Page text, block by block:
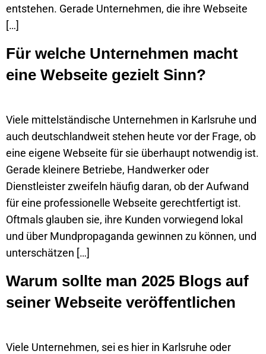
entstehen. Gerade Unternehmen, die ihre Webseite
[…]
Für welche Unternehmen macht
eine Webseite gezielt Sinn?
Viele mittelständische Unternehmen in Karlsruhe und
auch deutschlandweit stehen heute vor der Frage, ob
eine eigene Webseite für sie überhaupt notwendig ist.
Gerade kleinere Betriebe, Handwerker oder
Dienstleister zweifeln häufig daran, ob der Aufwand
für eine professionelle Webseite gerechtfertigt ist.
Oftmals glauben sie, ihre Kunden vorwiegend lokal
und über Mundpropaganda gewinnen zu können, und
unterschätzen […]
Warum sollte man 2025 Blogs auf
seiner Webseite veröffentlichen
Viele Unternehmen, sei es hier in Karlsruhe oder